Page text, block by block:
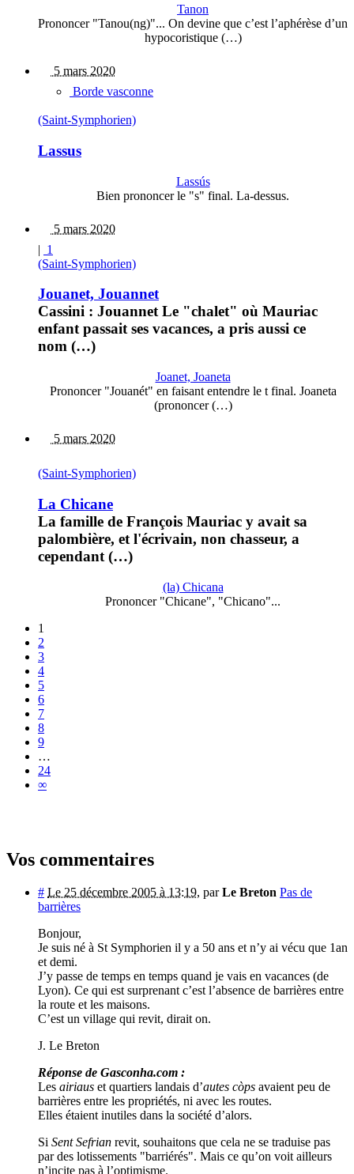
Tanon
Prononcer "Tanou(ng)"... On devine que c’est l’aphérèse d’un
hypocoristique (…)
5 mars 2020
Borde vasconne
(Saint-Symphorien)
Lassus
Lassús
Bien prononcer le "s" final. La-dessus.
5 mars 2020
| 1
(Saint-Symphorien)
Jouanet, Jouannet
Cassini : Jouannet Le "chalet" où Mauriac
enfant passait ses vacances, a pris aussi ce
nom (…)
Joanet, Joaneta
Prononcer "Jouanét" en faisant entendre le t final. Joaneta
(prononcer (…)
5 mars 2020
(Saint-Symphorien)
La Chicane
La famille de François Mauriac y avait sa
palombière, et l'écrivain, non chasseur, a
cependant (…)
(la) Chicana
Prononcer "Chicane", "Chicano"...
1
2
3
4
5
6
7
8
9
…
24
∞
Vos commentaires
# Le 25 décembre 2005 à 13:19, parLe Breton Pas de
barrières
Bonjour,
Je suis né à St Symphorien il y a 50 ans et n’y ai vécu que 1an
et demi.
J’y passe de temps en temps quand je vais en vacances (de
Lyon). Ce qui est surprenant c’est l’absence de barrières entre
la route et les maisons.
C’est un village qui revit, dirait on.
J. Le Breton
Réponse de Gasconha.com :
Les airiaus et quartiers landais d’autes còps avaient peu de
barrières entre les propriétés, ni avec les routes.
Elles étaient inutiles dans la société d’alors.
Si Sent Sefrian revit, souhaitons que cela ne se traduise pas
par des lotissements "barriérés". Mais ce qu’on voit ailleurs
n’incite pas à l’optimisme.